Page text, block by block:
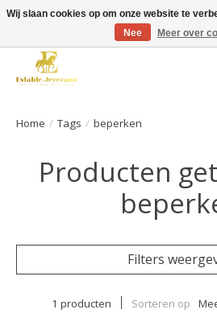
Gratis verzending vanaf €49 op een groot deel
Home / Tags / beperken
Producten
Filters
1 producten Sorteren op
Wij slaan cookies op om onze website te
Nee
Meer over